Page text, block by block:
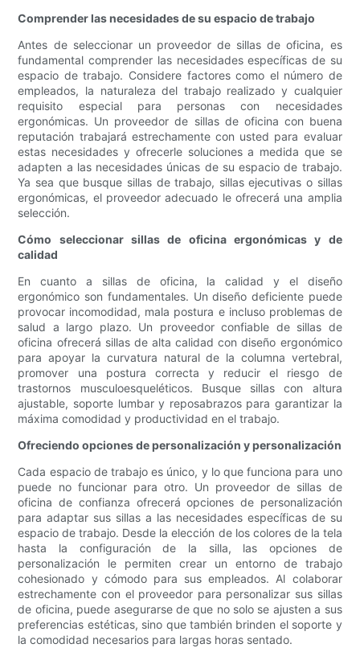
Comprender las necesidades de su espacio de trabajo
Antes de seleccionar un proveedor de sillas de oficina, es
fundamental comprender las necesidades específicas de su
espacio de trabajo. Considere factores como el número de
empleados, la naturaleza del trabajo realizado y cualquier
requisito especial para personas con necesidades
ergonómicas. Un proveedor de sillas de oficina con buena
reputación trabajará estrechamente con usted para evaluar
estas necesidades y ofrecerle soluciones a medida que se
adapten a las necesidades únicas de su espacio de trabajo.
Ya sea que busque sillas de trabajo, sillas ejecutivas o sillas
ergonómicas, el proveedor adecuado le ofrecerá una amplia
selección.
Cómo seleccionar sillas de oficina ergonómicas y de
calidad
En cuanto a sillas de oficina, la calidad y el diseño
ergonómico son fundamentales. Un diseño deficiente puede
provocar incomodidad, mala postura e incluso problemas de
salud a largo plazo. Un proveedor confiable de sillas de
oficina ofrecerá sillas de alta calidad con diseño ergonómico
para apoyar la curvatura natural de la columna vertebral,
promover una postura correcta y reducir el riesgo de
trastornos musculoesqueléticos. Busque sillas con altura
ajustable, soporte lumbar y reposabrazos para garantizar la
máxima comodidad y productividad en el trabajo.
Ofreciendo opciones de personalización y personalización
Cada espacio de trabajo es único, y lo que funciona para uno
puede no funcionar para otro. Un proveedor de sillas de
oficina de confianza ofrecerá opciones de personalización
para adaptar sus sillas a las necesidades específicas de su
espacio de trabajo. Desde la elección de los colores de la tela
hasta la configuración de la silla, las opciones de
personalización le permiten crear un entorno de trabajo
cohesionado y cómodo para sus empleados. Al colaborar
estrechamente con el proveedor para personalizar sus sillas
de oficina, puede asegurarse de que no solo se ajusten a sus
preferencias estéticas, sino que también brinden el soporte y
la comodidad necesarios para largas horas sentado.